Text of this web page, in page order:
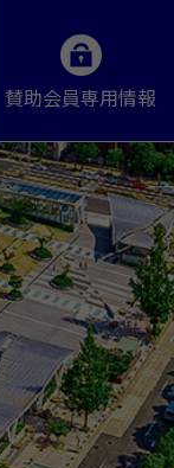
賛助会員専用情報